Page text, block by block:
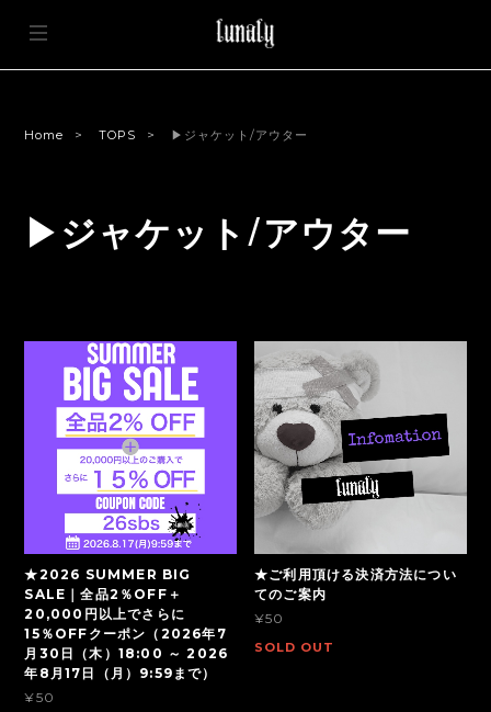
Home TOPS ▶ジャケット/アウター
▶ジャケット/アウター
★2026 SUMMER BIG
SALE｜全品2％OFF＋
20,000円以上でさらに
15％OFFクーポン（2026年7
月30日（木）18:00 ～ 2026
年8月17日（月）9:59まで）
¥50
★ご利用頂ける決済方法につい
てのご案内
¥50
SOLD OUT